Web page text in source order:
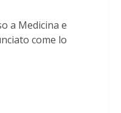
a Medicina e
come lo